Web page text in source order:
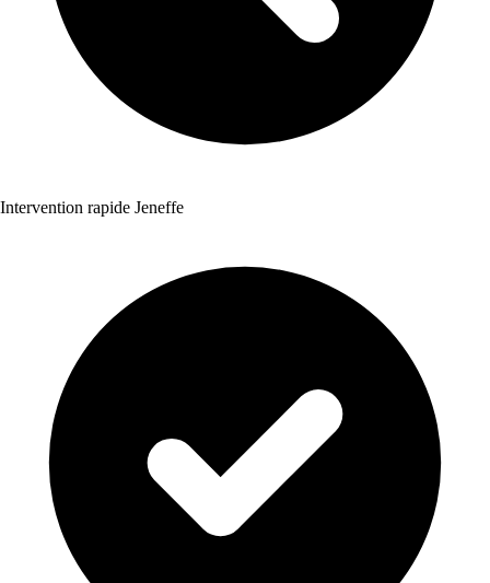
Intervention rapide Jeneffe